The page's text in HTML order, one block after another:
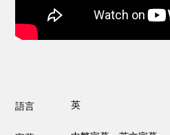
語言 英